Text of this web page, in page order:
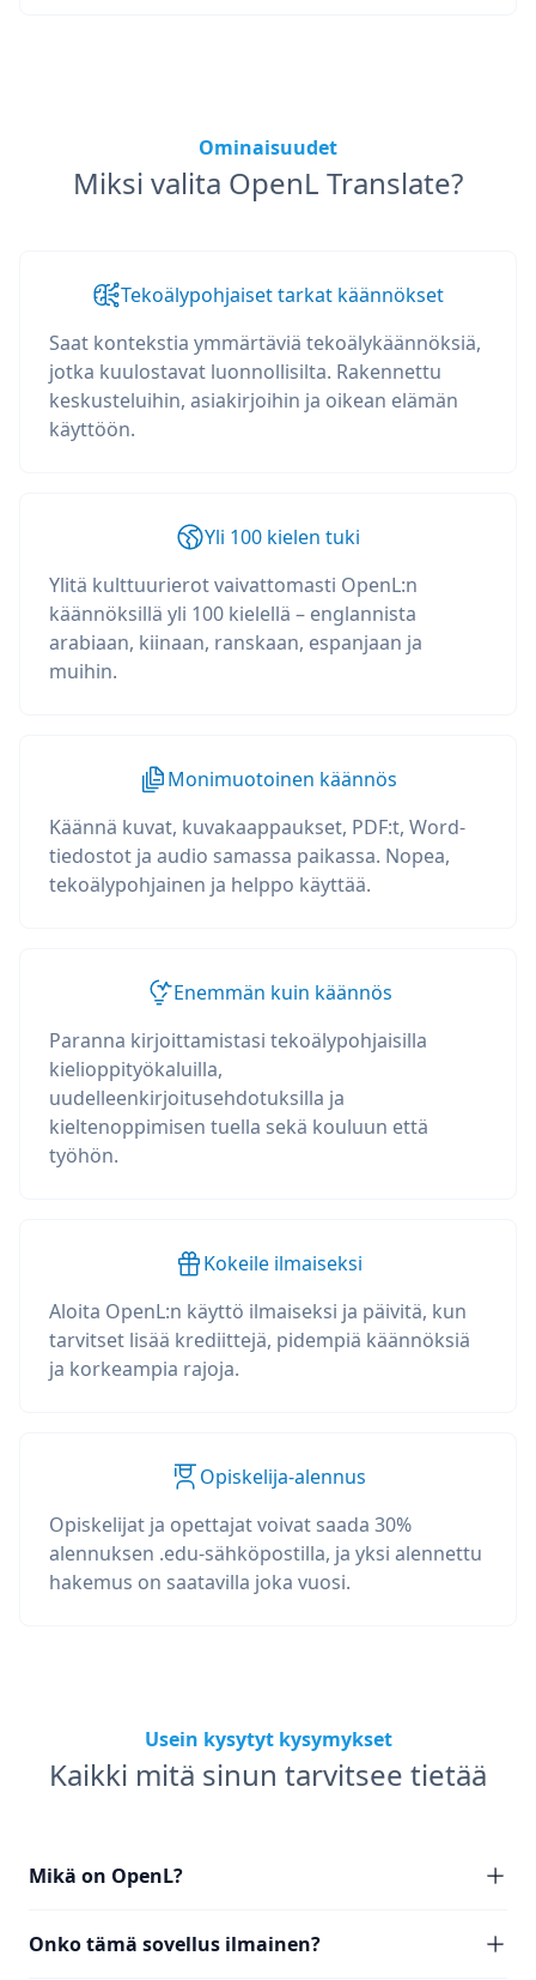
Ominaisuudet
Miksi valita OpenL Translate?
Tekoälypohjaiset tarkat käännökset
Saat kontekstia ymmärtäviä tekoälykäännöksiä,
jotka kuulostavat luonnollisilta. Rakennettu
keskusteluihin, asiakirjoihin ja oikean elämän
käyttöön.
Yli 100 kielen tuki
Ylitä kulttuurierot vaivattomasti OpenL:n
käännöksillä yli 100 kielellä – englannista
arabiaan, kiinaan, ranskaan, espanjaan ja
muihin.
Monimuotoinen käännös
Käännä kuvat, kuvakaappaukset, PDF:t, Word-
tiedostot ja audio samassa paikassa. Nopea,
tekoälypohjainen ja helppo käyttää.
Enemmän kuin käännös
Paranna kirjoittamistasi tekoälypohjaisilla
kielioppityökaluilla,
uudelleenkirjoitusehdotuksilla ja
kieltenoppimisen tuella sekä kouluun että
työhön.
Kokeile ilmaiseksi
Aloita OpenL:n käyttö ilmaiseksi ja päivitä, kun
tarvitset lisää krediittejä, pidempiä käännöksiä
ja korkeampia rajoja.
Opiskelija-alennus
Opiskelijat ja opettajat voivat saada 30%
alennuksen .edu-sähköpostilla, ja yksi alennettu
hakemus on saatavilla joka vuosi.
Usein kysytyt kysymykset
Kaikki mitä sinun tarvitsee tietää
Mikä on OpenL?
Onko tämä sovellus ilmainen?